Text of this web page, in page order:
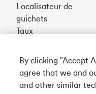
Localisateur de
guichets
Taux
Téléchargez
By clicking "Accept
agree that we and
and other similar